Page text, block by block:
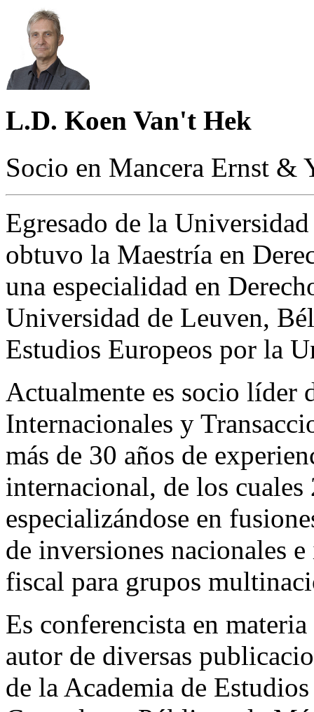
L.D. Koen Van't Hek
Socio en Mancera Ernst &
Egresado de la
obtuvo la Maestría en
una especialidad en
Universidad de Leuven,
Estudios Europeos por la
Actualmente es socio líder
Internacionales y
más de 30 años de
internacional, de los
especializándose en
de inversiones nacionales
fiscal para grupos
Es conferencista en
autor de diversas
de la Academia de